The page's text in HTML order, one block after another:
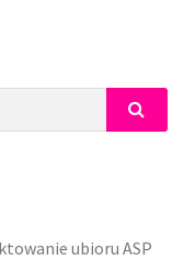
ubioru ASP